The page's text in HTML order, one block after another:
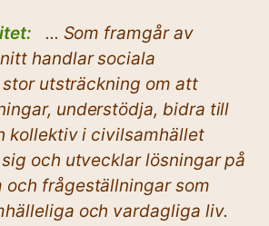
... Som framgår av
handlar sociala
utsträckning om att
understödja, bidra till
kollektiv i civilsamhället
och utvecklar lösningar på
och frågeställningar som
och vardagliga liv.